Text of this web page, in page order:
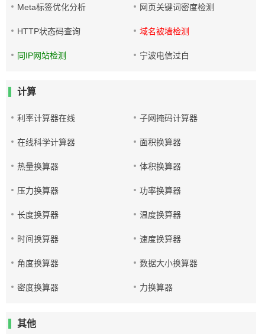
Meta标签优化分析 网页关键词密度检测
HTTP状态码查询 域名被墙检测
同IP网站检测 宁波电信过白
计算
利率计算器在线 子网掩码计算器
在线科学计算器 面积换算器
热量换算器 体积换算器
压力换算器 功率换算器
长度换算器 温度换算器
时间换算器 速度换算器
角度换算器 数据大小换算器
密度换算器 力换算器
其他